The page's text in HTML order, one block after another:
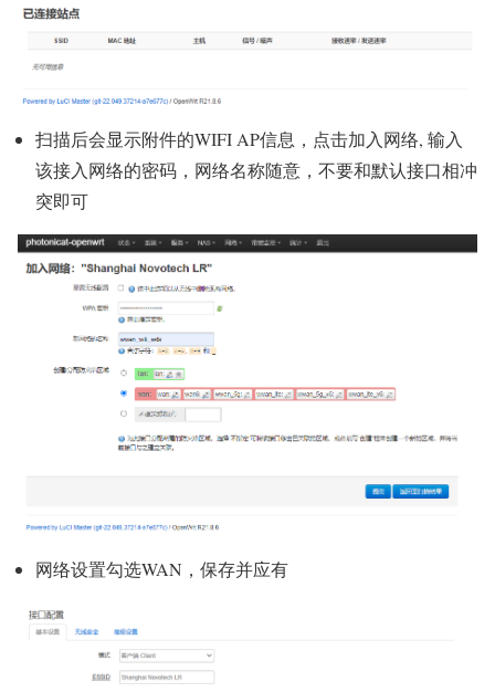
扫描后会显示附件的WIFI AP信息，点击加入网络, 输入
该接入网络的密码，网络名称随意，不要和默认接口相冲
突即可
网络设置勾选WAN，保存并应有